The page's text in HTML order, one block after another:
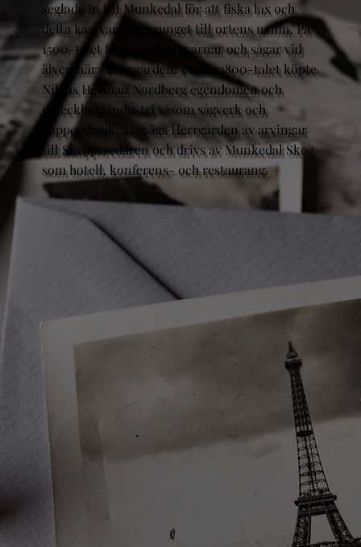
seglade in till Munkedal för att fiska lax och
detta kan vara ursprunget till ortens namn. På
1500-talet fanns redan kvarnar och sågar vid
älven nära Herrgården. Under 1800-talet köpte
Niklas Herman Nordberg egendomen och
utvecklade industri såsom sågverk och
pappersbruk. Idag ägs Herrgården av arvingar
till Skeppsredaren och drivs av Munkedal Skog
som hotell, konferens- och restaurang.